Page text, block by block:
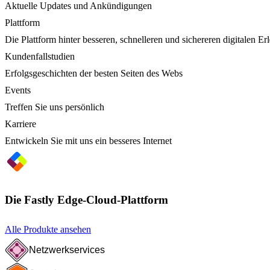
Aktuelle Updates und Ankündigungen
Plattform
Die Plattform hinter besseren, schnelleren und sichereren digitalen
Kundenfallstudien
Erfolgsgeschichten der besten Seiten des Webs
Events
Treffen Sie uns persönlich
Karriere
Entwickeln Sie mit uns ein besseres Internet
Die Fastly Edge-Cloud-Plattform
Alle Produkte ansehen
Netzwerkservices